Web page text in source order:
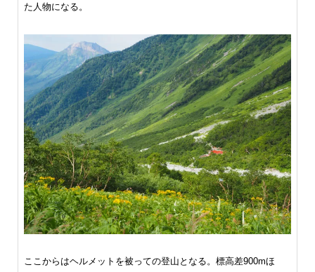
た人物になる。
ここからはヘルメットを被っての登山となる。標高差900mほ